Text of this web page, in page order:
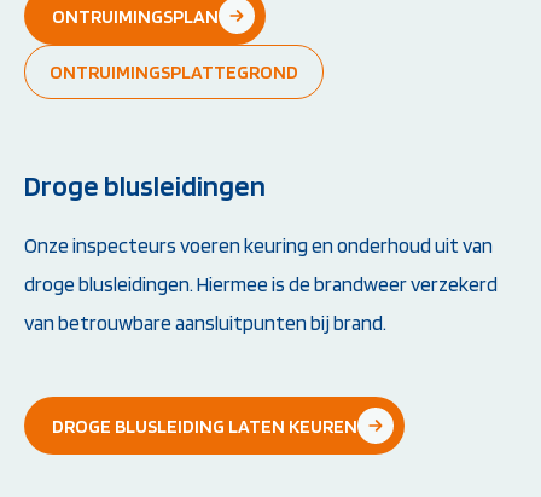
ONTRUIMINGSPLAN
ONTRUIMINGSPLATTEGROND
Droge blusleidingen
Onze inspecteurs voeren keuring en onderhoud uit van
droge blusleidingen. Hiermee is de brandweer verzekerd
van betrouwbare aansluitpunten bij brand.
DROGE BLUSLEIDING LATEN KEUREN